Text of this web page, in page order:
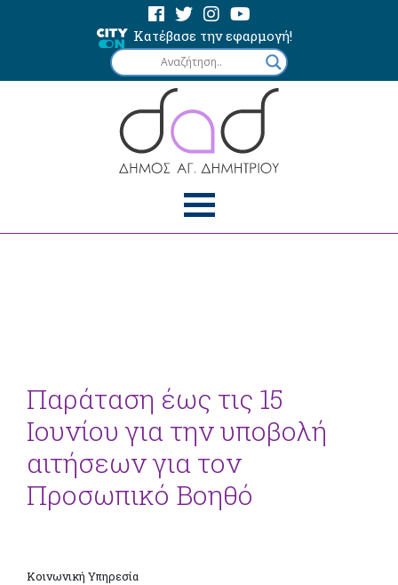
Κατέβασε την εφαρμογή!
Παράταση έως τις 15
Ιουνίου για την υποβολή
αιτήσεων για τον
Προσωπικό Βοηθό
Κοινωνική Υπηρεσία